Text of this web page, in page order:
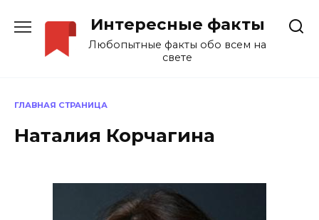
содержанию
Интересные факты
Любопытные факты обо всем на
свете
ГЛАВНАЯ СТРАНИЦА
Наталия Корчагина